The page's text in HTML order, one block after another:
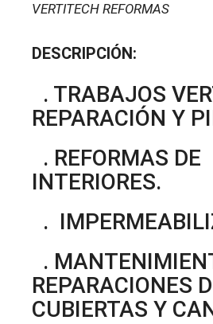
VERTITECH REFORMAS
DESCRIPCIÓN:
. TRABAJOS
REPARACIÓN Y
. REFORMAS DE
INTERIORES.
.
.
REPARACIONES
CUBIERTAS Y